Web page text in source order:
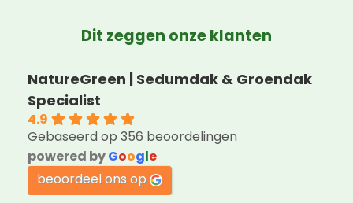
Dit zeggen onze klanten
NatureGreen | Sedumdak & Groendak
Specialist
4.9
Gebaseerd op 356 beoordelingen
powered byGoogle
beoordeel ons op